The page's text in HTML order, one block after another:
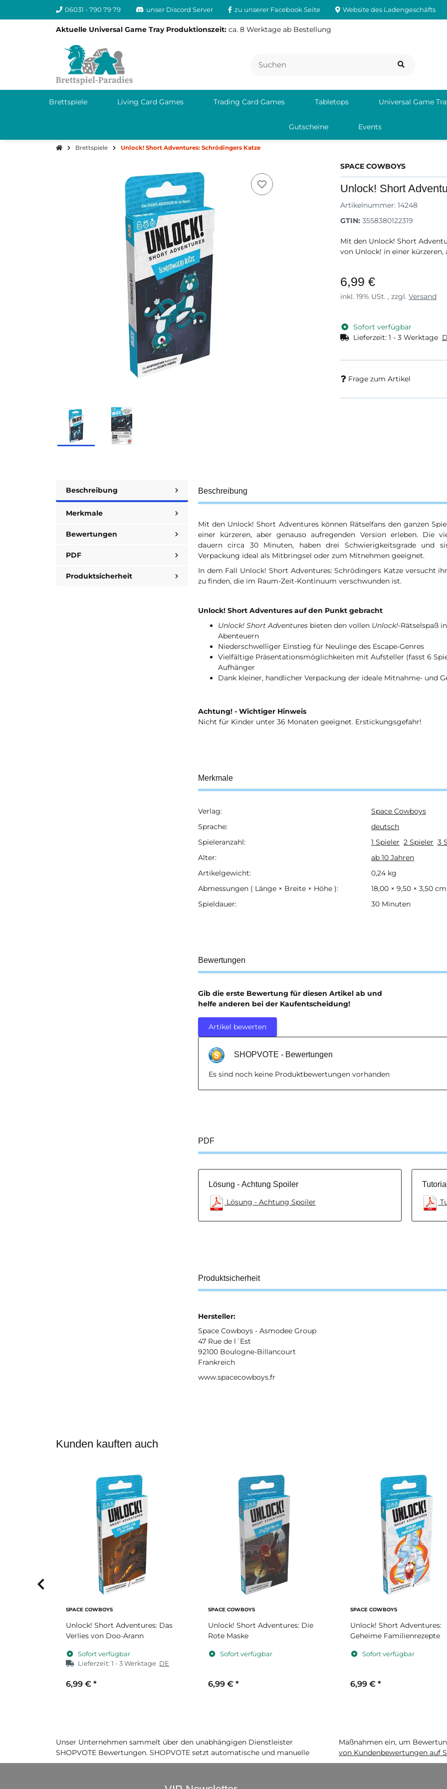
06031 - 790 79 79 unser Discord Server zu unserer Facebook Seite Website des Ladengeschäfts
Aktuelle Universal Game Tray Produktionszeit: ca. 8 Werktage ab Bestellung
Brettspiele Living Card Games Trading Card Games Tabletops Universal Game
Gutscheine Events
Brettspiele Unlock! Short Adventures: Schrödingers Katze
SPACE COWBOYS
Unlock! Short
Artikelnummer: 14248
GTIN: 3558380122319
Mit den Unlock! Short
von Unlock! in einer kürzeren,
6,99 €
inkl. 19% USt. , zzgl. Versand
Sofort verfügbar
Lieferzeit: 1 - 3 Werktage
Frage zum Artikel
Beschreibung
Merkmale
Bewertungen
PDF
Produktsicherheit
Beschreibung
Mit den Unlock! Short Adventures können Rätselfans den ganzen
einer kürzeren, aber genauso aufregenden Version erleben. Die
dauern circa 30 Minuten, haben drei Schwierigkeitsgrade und
Verpackung ideal als Mitbringsel oder zum Mitnehmen geeignet.
In dem Fall Unlock! Short Adventures: Schrödingers Katze versucht
zu finden, die im Raum-Zeit-Kontinuum verschwunden ist.
Unlock! Short Adventures auf den Punkt gebracht
Unlock! Short Adventures bieten den vollen Unlock!-Rätselspaß
Abenteuern
Niederschwelliger Einstieg für Neulinge des Escape-Genres
Vielfältige Präsentationsmöglichkeiten mit Aufsteller (fasst 6
Aufhänger
Dank kleiner, handlicher Verpackung der ideale Mitnahme- und
Achtung! - Wichtiger Hinweis
Nicht für Kinder unter 36 Monaten geeignet. Erstickungsgefahr!
Merkmale
Produkteigenschaft
Wert
Verlag:
Space Cowboys
Sprache:
deutsch
Spieleranzahl:
1 Spieler 2 Spieler 3
Alter:
ab 10 Jahren
Artikelgewicht:
0,24 kg
Abmessungen ( Länge × Breite × Höhe ):
18,00 × 9,50 × 3,50 cm
Spieldauer:
30 Minuten
Bewertungen
Gib die erste Bewertung für diesen Artikel ab und
helfe anderen bei der Kaufentscheidung!
Artikel bewerten
SHOPVOTE - Bewertungen
Es sind noch keine Produktbewertungen vorhanden
PDF
Lösung - Achtung Spoiler
Lösung - Achtung Spoiler
Tutorial
Produktsicherheit
Hersteller:
Space Cowboys - Asmodee Group
47 Rue de l´Est
92100 Boulogne-Billancourt
Frankreich
www.spacecowboys.fr
Kunden kauften auch
SPACE COWBOYS
Unlock! Short Adventures: Das
Verlies von Doo-Arann
Sofort verfügbar
Lieferzeit:1 - 3 Werktage DE
6,99 € *
SPACE COWBOYS
Unlock! Short Adventures: Die
Rote Maske
Sofort verfügbar
6,99 € *
SPACE COWBOYS
Unlock! Short Adventures:
Geheime Familienrezepte
Sofort verfügbar
6,99 € *
Unser Unternehmen sammelt über den unabhängigen Dienstleister
SHOPVOTE Bewertungen. SHOPVOTE setzt automatische und manuelle
Maßnahmen ein, um
von Kundenbewertungen auf